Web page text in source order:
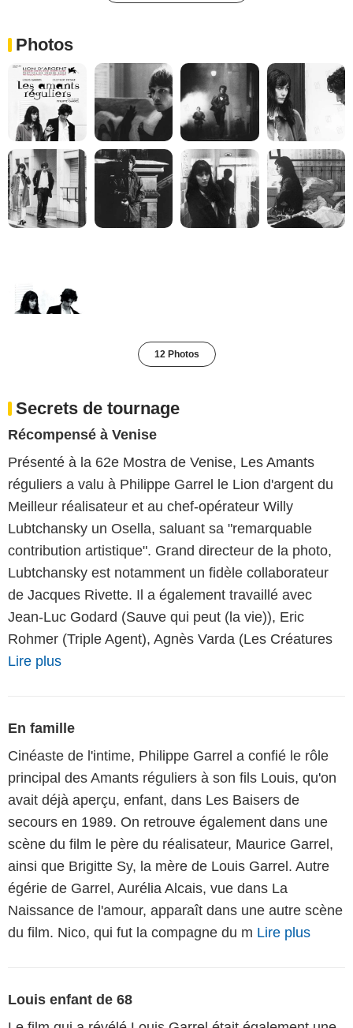
Photos
12 Photos
Secrets de tournage
Récompensé à Venise
Présenté à la 62e Mostra de Venise, Les Amants
réguliers a valu à Philippe Garrel le Lion d'argent du
Meilleur réalisateur et au chef-opérateur Willy
Lubtchansky un Osella, saluant sa "remarquable
contribution artistique". Grand directeur de la photo,
Lubtchansky est notamment un fidèle collaborateur
de Jacques Rivette. Il a également travaillé avec
Jean-Luc Godard (Sauve qui peut (la vie)), Eric
Rohmer (Triple Agent), Agnès Varda (Les Créatures
Lire plus
En famille
Cinéaste de l'intime, Philippe Garrel a confié le rôle
principal des Amants réguliers à son fils Louis, qu'on
avait déjà aperçu, enfant, dans Les Baisers de
secours en 1989. On retrouve également dans une
scène du film le père du réalisateur, Maurice Garrel,
ainsi que Brigitte Sy, la mère de Louis Garrel. Autre
égérie de Garrel, Aurélia Alcais, vue dans La
Naissance de l'amour, apparaît dans une autre scène
du film. Nico, qui fut la compagne du m Lire plus
Louis enfant de 68